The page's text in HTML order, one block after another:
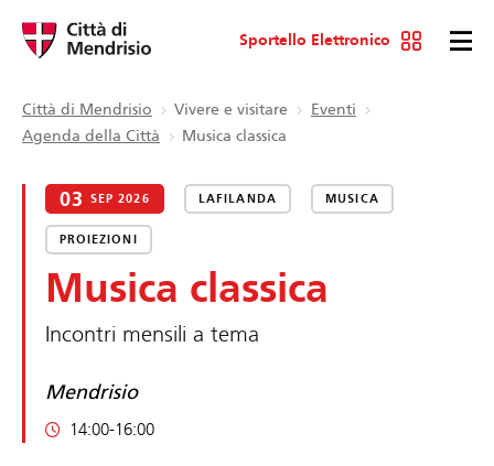
Sportello Elettronico
Città di Mendrisio Vivere e visitare
Eventi
Agenda della Città
Musica classica
03 SEP 2026 LAFILANDA MUSICA
PROIEZIONI
Musica classica
Incontri mensili a tema
Mendrisio
14:00-16:00